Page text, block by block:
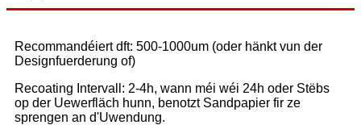
Recommandéiert dft: 500-1000um (oder hänkt vun der
Designfuerderung of)
Recoating Intervall: 2-4h, wann méi wéi 24h oder Stëbs
op der Uewerfläch hunn, benotzt Sandpapier fir ze
sprengen an d'Uwendung.